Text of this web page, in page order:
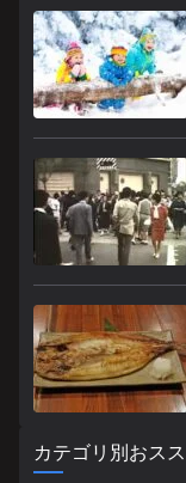
カテゴリ別おス